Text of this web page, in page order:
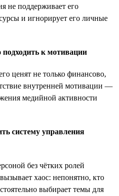
не поддерживает его
и игнорирует его личные
к мотивации
ценят не только финансово,
внутренней мотивации —
медийной активности
систему управления
без чётких ролей
хаос: непонятно, кто
выбирает темы для